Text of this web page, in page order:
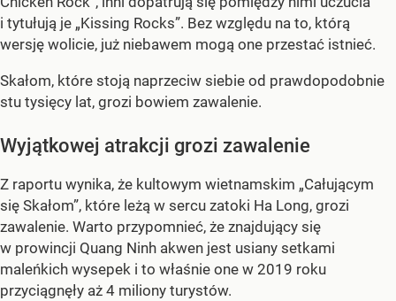
i tytułują je „Kissing Rocks”. Bez względu na to, którą
wersję wolicie, już niebawem mogą one przestać istnieć.
Skałom, które stoją naprzeciw siebie od prawdopodobnie
stu tysięcy lat, grozi bowiem zawalenie.
Wyjątkowej atrakcji grozi zawalenie
Z raportu wynika, że kultowym wietnamskim „Całującym
się Skałom”, które leżą w sercu zatoki Ha Long, grozi
zawalenie. Warto przypomnieć, że znajdujący się
w prowincji Quang Ninh akwen jest usiany setkami
maleńkich wysepek i to właśnie one w 2019 roku
przyciągnęły aż 4 miliony turystów.